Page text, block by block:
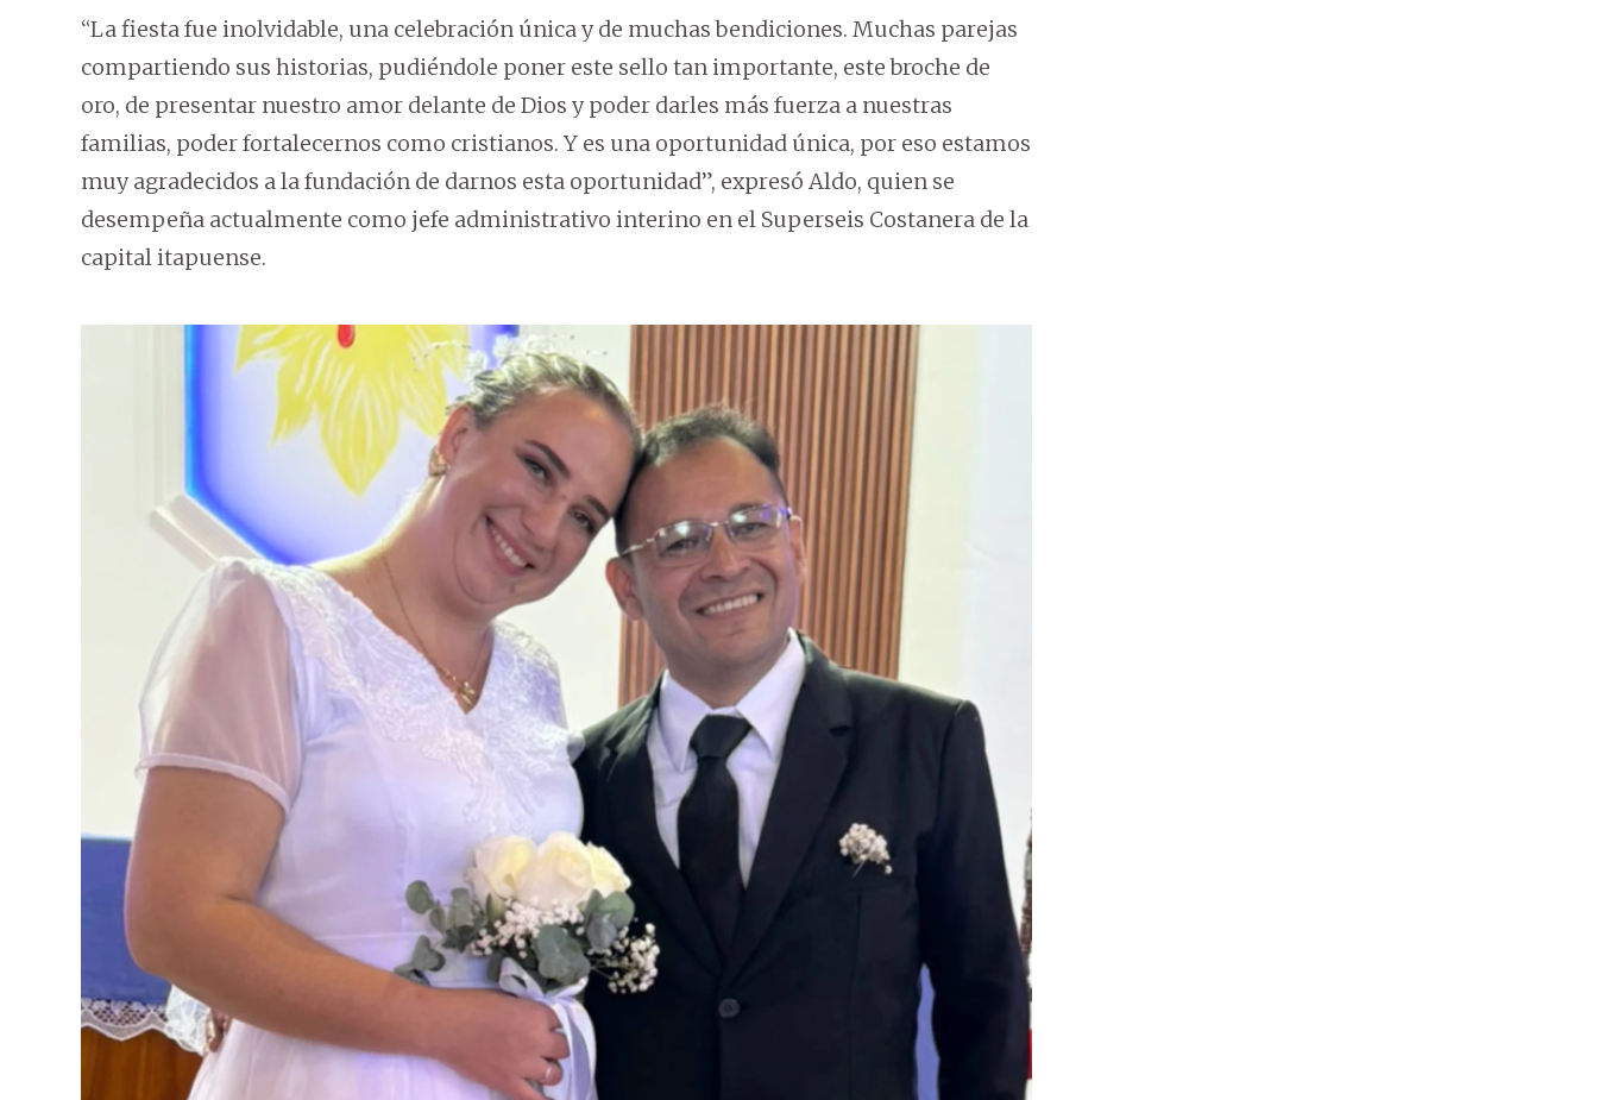
“La fiesta fue inolvidable, una celebración única y de muchas bendiciones. Muchas parejas
compartiendo sus historias, pudiéndole poner este sello tan importante, este broche de
oro, de presentar nuestro amor delante de Dios y poder darles más fuerza a nuestras
familias, poder fortalecernos como cristianos. Y es una oportunidad única, por eso estamos
muy agradecidos a la fundación de darnos esta oportunidad”, expresó Aldo, quien se
desempeña actualmente como jefe administrativo interino en el Superseis Costanera de la
capital itapuense.